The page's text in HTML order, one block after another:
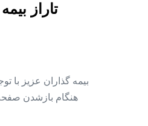
تاراز
بیمه گذاران عزیز با
هنگام بازشدن صفحه